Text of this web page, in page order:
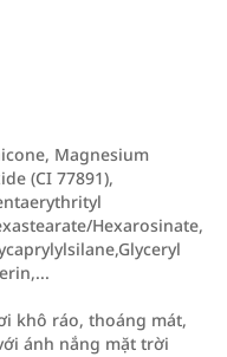
Magnesium
(CI 77891),
Hexarosinate,
khô ráo, thoáng mát,
ánh nắng mặt trời